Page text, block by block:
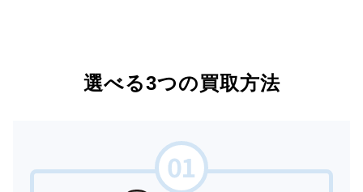
選べる3つの買取方法